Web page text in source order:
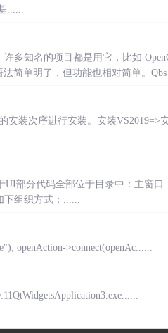
......
许多知名的项目都是用它，比如
简单明了，但功能也相对简单。Qbs
安装次序进行安装。安装VS2019=>
部分代码全部位于目录中：主窗口
组织方式：......
openAction->connect(openAc......